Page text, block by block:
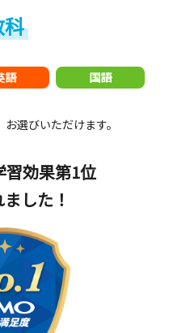
語 国語
選びいただけます。
習効果第1位
した！